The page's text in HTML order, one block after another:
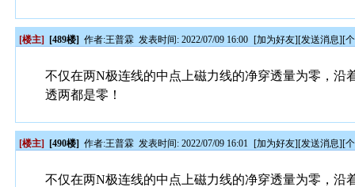
[楼主] [489楼] 作者:王普霖 发表时间: 2022/07/09 16:00 [加为好友][发送消息][
不仅在两N极连线的中点上磁力线的净穿透量为零，
透两都是零！
[楼主] [490楼] 作者:王普霖 发表时间: 2022/07/09 16:01 [加为好友][发送消息][
不仅在两N极连线的中点上磁力线的净穿透量为零，